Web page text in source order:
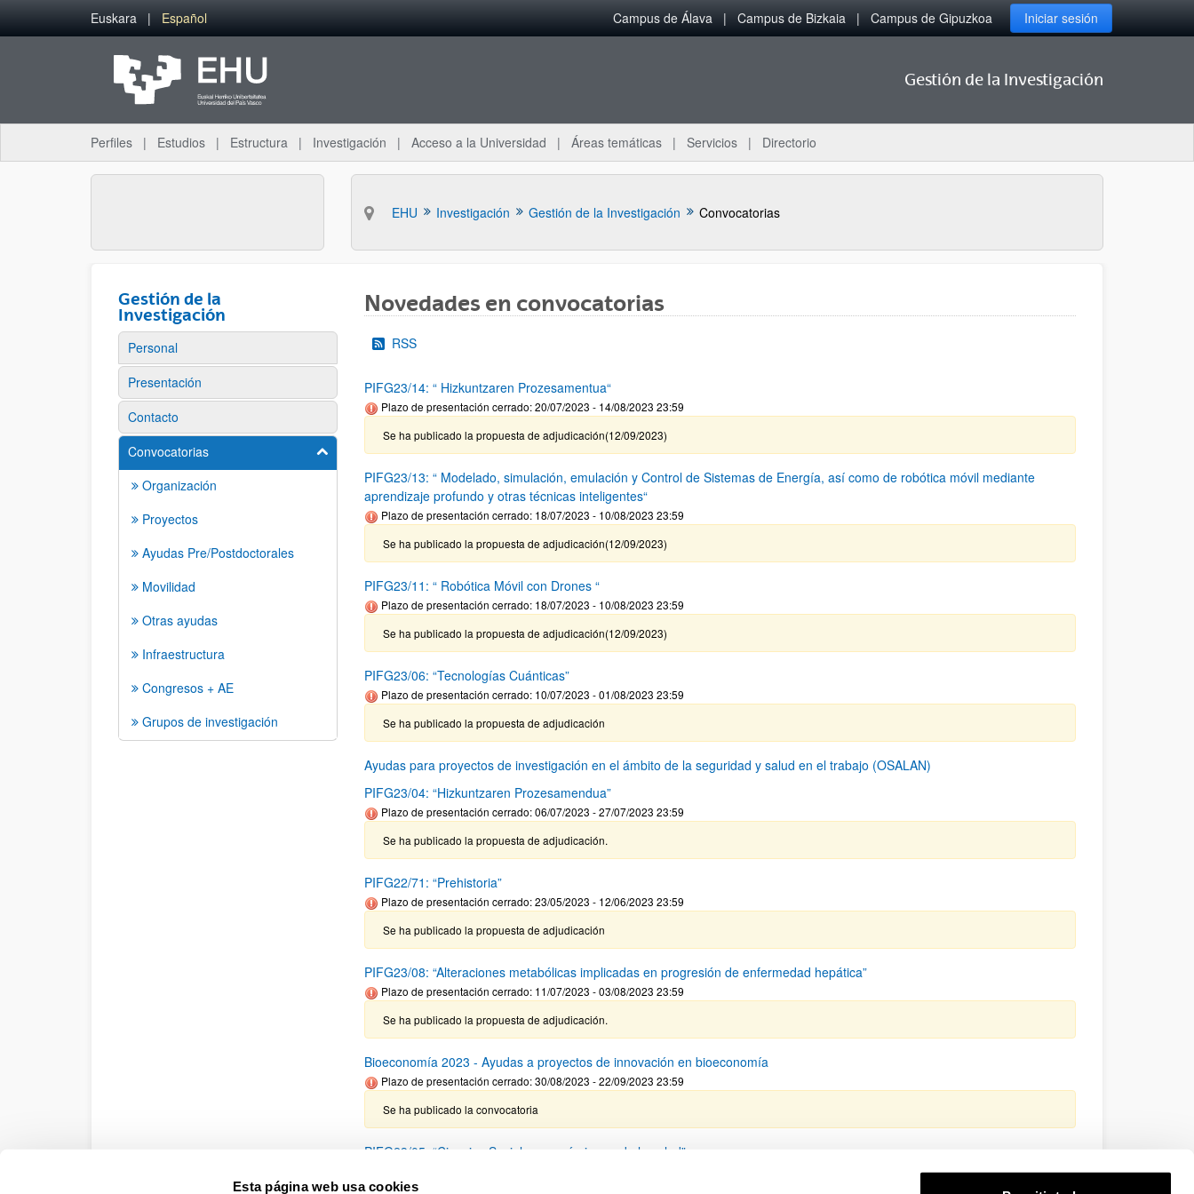
Esta página web usa cookies
Saltar al contenido principal
Euskara Español Campus de Álava Campus de Bizkaia Campus de Gipuzkoa Iniciar sesión
Gestión de la Investigación
Perfiles Estudios Estructura Investigación Acceso a la Universidad Áreas temáticas Servicios Directorio
EHU Investigación Gestión de la Investigación Convocatorias
Gestión de la
Investigación
Personal
Presentación
Contacto
Convocatorias
Mostrar/ocultar subpáginas
Organización
Proyectos
Ayudas Pre/Postdoctorales
Movilidad
Otras ayudas
Infraestructura
Congresos + AE
Grupos de investigación
Novedades en convocatorias
RSS
PIFG23/14: “ Hizkuntzaren Prozesamentua“
Plazo de presentación cerrado: 20/07/2023 - 14/08/2023 23:59
Se ha publicado la propuesta de adjudicación(12/09/2023)
PIFG23/13: “ Modelado, simulación, emulación y Control de Sistemas de Energía, así como de robótica móvil mediante
aprendizaje profundo y otras técnicas inteligentes“
Plazo de presentación cerrado: 18/07/2023 - 10/08/2023 23:59
Se ha publicado la propuesta de adjudicación(12/09/2023)
PIFG23/11: “ Robótica Móvil con Drones “
Plazo de presentación cerrado: 18/07/2023 - 10/08/2023 23:59
Se ha publicado la propuesta de adjudicación(12/09/2023)
PIFG23/06: “Tecnologías Cuánticas”
Plazo de presentación cerrado: 10/07/2023 - 01/08/2023 23:59
Se ha publicado la propuesta de adjudicación
Ayudas para proyectos de investigación en el ámbito de la seguridad y salud en el trabajo (OSALAN)
PIFG23/04: “Hizkuntzaren Prozesamendua”
Plazo de presentación cerrado: 06/07/2023 - 27/07/2023 23:59
Se ha publicado la propuesta de adjudicación.
PIFG22/71: “Prehistoria”
Plazo de presentación cerrado: 23/05/2023 - 12/06/2023 23:59
Se ha publicado la propuesta de adjudicación
PIFG23/08: “Alteraciones metabólicas implicadas en progresión de enfermedad hepática”
Plazo de presentación cerrado: 11/07/2023 - 03/08/2023 23:59
Se ha publicado la propuesta de adjudicación.
Bioeconomía 2023 - Ayudas a proyectos de innovación en bioeconomía
Plazo de presentación cerrado: 30/08/2023 - 22/09/2023 23:59
Se ha publicado la convocatoria
PIFG23/05: “Ciencias Sociales económicas y de la salud”